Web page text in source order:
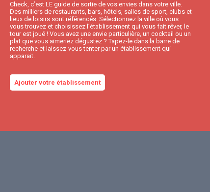
Check, c’est LE guide de sortie de vos envies dans votre ville.
Des milliers de restaurants, bars, hôtels, salles de sport, clubs et
lieux de loisirs sont référencés. Sélectionnez la ville où vous
vous trouvez et choisissez l’établissement qui vous fait rêver, le
tour est joué ! Vous avez une envie particulière, un cocktail ou un
plat que vous aimeriez dégustez ? Tapez-le dans la barre de
recherche et laissez-vous tenter par un établissement qui
apparait.
Ajouter votre établissement